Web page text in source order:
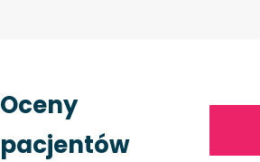
Oceny
pacjentów